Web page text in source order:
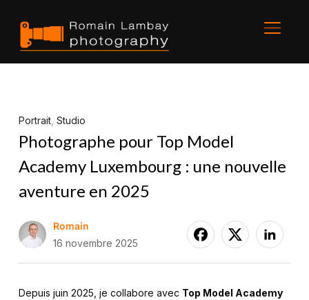
Portrait, Studio
Photographe pour Top Model
Academy Luxembourg : une nouvelle
aventure en 2025
Romain
16 novembre 2025
Depuis juin 2025, je collabore avec Top Model Academy